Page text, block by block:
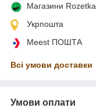
Магазини Rozetka
Укрпошта
Meest ПОШТА
Всі умови доставки
Умови оплати